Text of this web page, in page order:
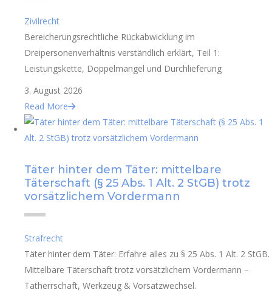
Zivilrecht
Bereicherungsrechtliche Rückabwicklung im
Dreipersonenverhältnis verständlich erklärt, Teil 1:
Leistungskette, Doppelmangel und Durchlieferung
3. August 2026
Read More
Täter hinter dem Täter: mittelbare
Täterschaft (§ 25 Abs. 1 Alt. 2 StGB) trotz
vorsätzlichem Vordermann
Strafrecht
Täter hinter dem Täter: Erfahre alles zu § 25 Abs. 1 Alt. 2 StGB.
Mittelbare Täterschaft trotz vorsätzlichem Vordermann –
Tatherrschaft, Werkzeug & Vorsatzwechsel.